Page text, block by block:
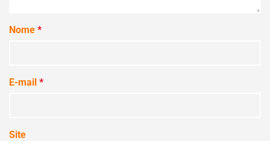
Nome *
E-mail *
Site